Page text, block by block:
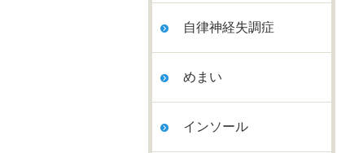
自律神経失調症
めまい
インソール